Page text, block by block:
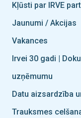
Kļūsti par IRVE
Jaunumi / Akcijas
Vakances
Irvei 30 gadi |
uzņēmumu
Datu aizsardzība
Trauksmes